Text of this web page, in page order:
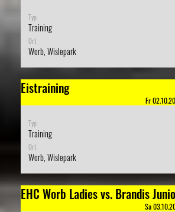
Typ
Training
Ort
Worb, Wislepark
Eistraining
Fr
Typ
Training
Ort
Worb, Wislepark
EHC Worb Ladies vs. Brandis
Sa